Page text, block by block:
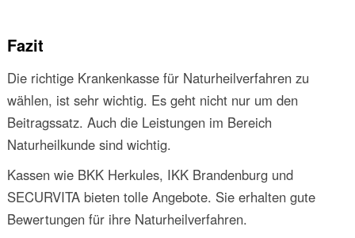
Fazit
Die richtige Krankenkasse für Naturheilverfahren zu
wählen, ist sehr wichtig. Es geht nicht nur um den
Beitragssatz. Auch die Leistungen im Bereich
Naturheilkunde sind wichtig.
Kassen wie BKK Herkules, IKK Brandenburg und
SECURVITA bieten tolle Angebote. Sie erhalten gute
Bewertungen für ihre Naturheilverfahren.